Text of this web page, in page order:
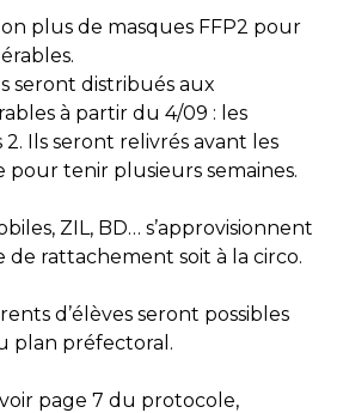
plus de masques FFP2 pour
seront distribués aux
à partir du 4/09 : les
Ils seront relivrés avant les
pour tenir plusieurs semaines.
ZIL, BD… s’approvisionnent
de rattachement soit à la circo.
d’élèves seront possibles
plan préfectoral.
voir page 7 du protocole,